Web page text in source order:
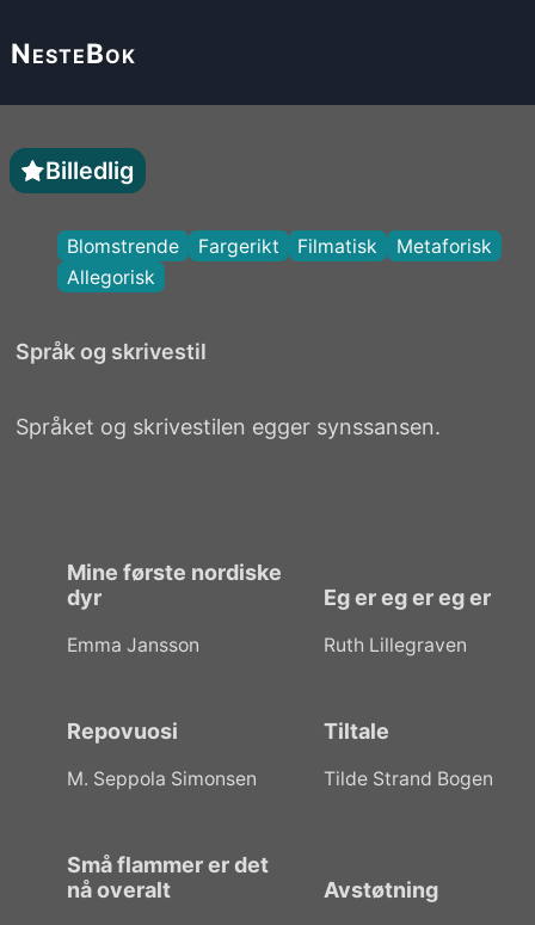
NesteBok
Billedlig
Blomstrende Fargerikt Filmatisk
Metaforisk
Allegorisk
Språk og skrivestil
Språket og skrivestilen egger synssansen.
Mine første nordiske
dyr
Emma Jansson
Eg er eg er eg er
Ruth Lillegraven
Repovuosi
M. Seppola Simonsen
Tiltale
Tilde Strand Bogen
Små flammer er det
nå overalt
Avstøtning